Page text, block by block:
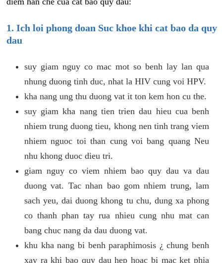
1. Ich loi phong doan Suc khoe khi cat bao da quy
dau
suy giam nguy co mac mot so benh lay lan qua
nhung duong tinh duc, nhat la HIV cung voi HPV.
kha nang ung thu duong vat it ton kem hon cu the.
suy giam kha nang tien trien dau hieu cua benh
nhiem trung duong tieu, khong nen tinh trang viem
nhiem nguoc toi than cung voi bang quang Neu
nhu khong duoc dieu tri.
giam nguy co viem nhiem bao quy dau va dau
duong vat. Tac nhan bao gom nhiem trung, lam
sach yeu, dai duong khong tu chu, dung xa phong
co thanh phan tay rua nhieu cung nhu mat can
bang chuc nang da dau duong vat.
khu kha nang bi benh paraphimosis ¿ chung benh
xay ra khi bao quy dau hep hoac bi mac ket phia